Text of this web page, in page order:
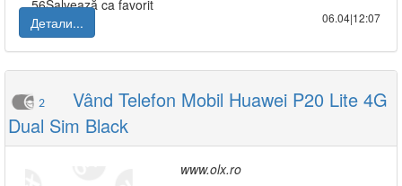
Детали...
06.04|12:07
2
Vând Telefon Mobil Huawei P20 Lite 4G
Dual Sim Black
www.olx.ro